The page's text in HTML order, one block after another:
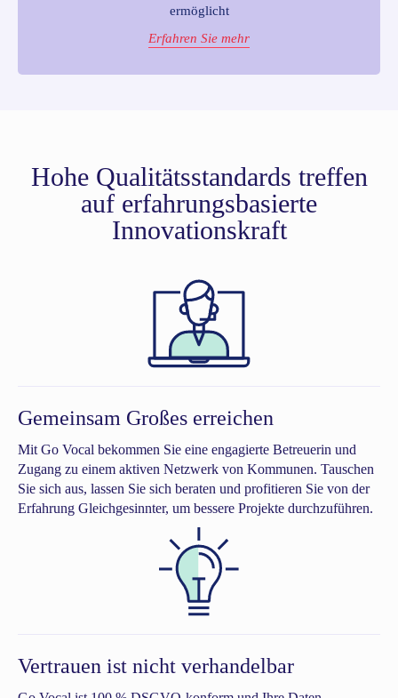
ermöglicht
Erfahren Sie mehr
Hohe Qualitätsstandards treffen
auf erfahrungsbasierte
Innovationskraft
Gemeinsam Großes erreichen
Mit Go Vocal bekommen Sie eine engagierte Betreuerin und
Zugang zu einem aktiven Netzwerk von Kommunen. Tauschen
Sie sich aus, lassen Sie sich beraten und profitieren Sie von der
Erfahrung Gleichgesinnter, um bessere Projekte durchzuführen.
Vertrauen ist nicht verhandelbar